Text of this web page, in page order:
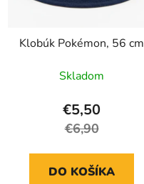
Klobúk Pokémon, 56 cm
Skladom
€5,50
€6,90
DO KOŠÍKA